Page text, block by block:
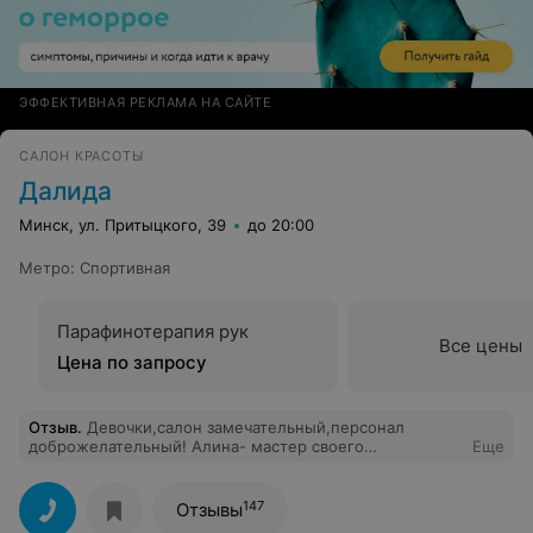
ЭФФЕКТИВНАЯ РЕКЛАМА НА САЙТЕ
САЛОН КРАСОТЫ
Далида
Минск, ул. Притыцкого, 39 до 20:00
Метро: Спортивная
Парафинотерапия рук
Цена по запросу
Все цены
Отзыв. Девочки,салон замечательный,персонал
доброжелательный! Алина- мастер своего
индивидуальным подходом! В итоге результат
получился лучше,чем я представляла, а это дорогого
стоит! Всем рекомендую!!!)
Еще
Отзывы147